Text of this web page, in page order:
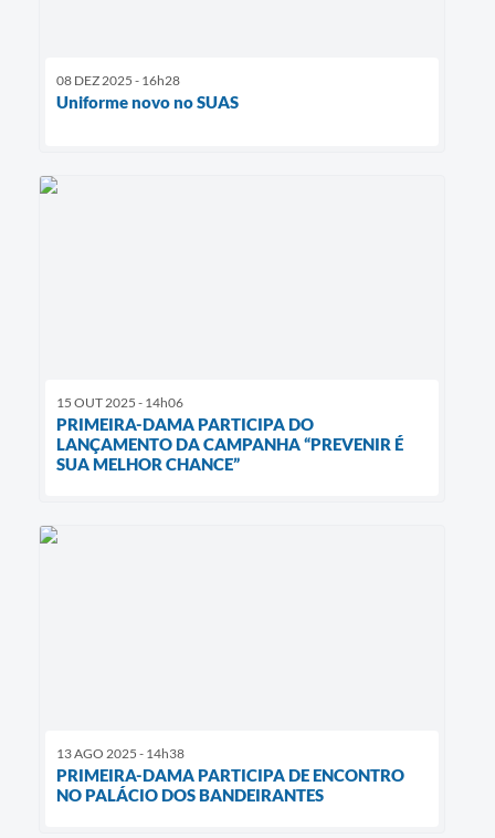
08 DEZ 2025 - 16h28
Uniforme novo no SUAS
15 OUT 2025 - 14h06
PRIMEIRA-DAMA PARTICIPA DO
LANÇAMENTO DA CAMPANHA “PREVENIR É
SUA MELHOR CHANCE”
13 AGO 2025 - 14h38
PRIMEIRA-DAMA PARTICIPA DE ENCONTRO
NO PALÁCIO DOS BANDEIRANTES